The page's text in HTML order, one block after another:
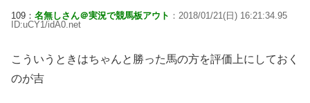
109： 名無しさん＠実況で競馬板アウト ：2018/01/21(日) 16:21:34.95
ID:uCY1/idA0.net
こういうときはちゃんと勝った馬の方を評価上にしておく
のが吉